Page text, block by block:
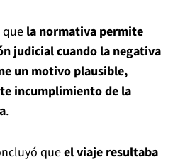
la normativa permite
judicial cuando la negativa
un motivo plausible,
incumplimiento de la
.
queel viaje resultaba